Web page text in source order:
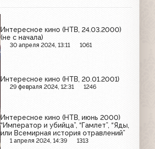
Интересное кино (НТВ, 24.03.2000)
(не с начала)
30 апреля 2024, 13:11 1061
Интересное кино (НТВ, 20.01.2001)
29 февраля 2024, 12:31 1246
Интересное кино (НТВ, июнь 2000)
“Император и убийца”, “Гамлет”, “Яды,
или Всемирная история отравлений”
1 апреля 2024, 14:39 1313